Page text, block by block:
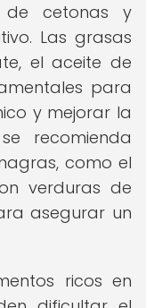
de cetonas y
Las grasas
el aceite de
para
y mejorar la
recomienda
como el
verduras de
asegurar un
ricos en